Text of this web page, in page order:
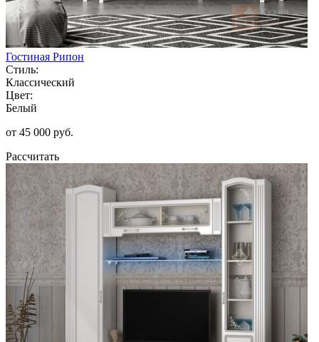
Гостиная Рипон
Стиль:
Классический
Цвет:
Белый
от 45 000 руб.
Рассчитать